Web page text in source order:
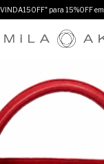
para 15%OFF